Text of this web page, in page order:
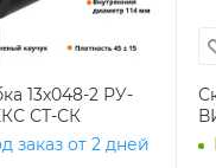
13х048-2 РУ-
СТ-СК
заказ от 2 дней